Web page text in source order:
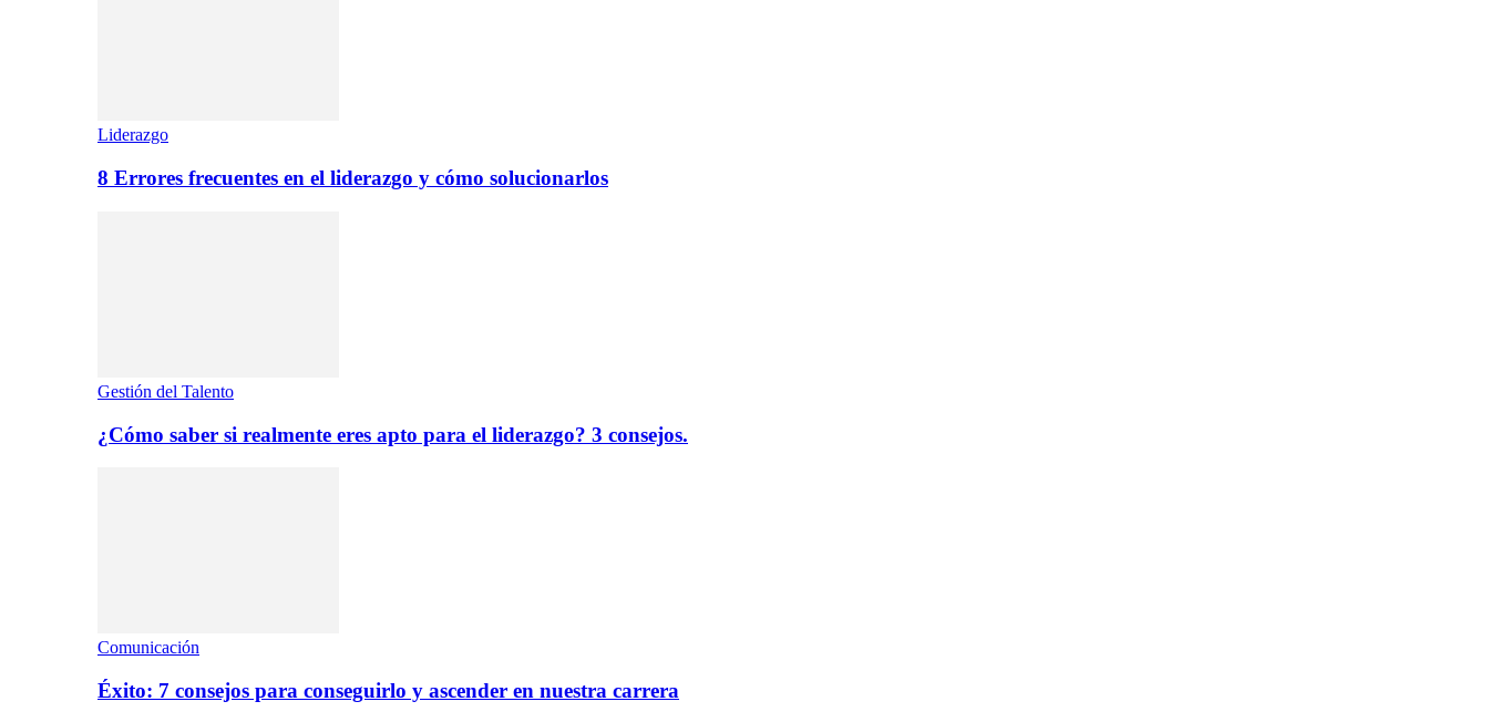
Liderazgo
8 Errores frecuentes en el liderazgo y cómo solucionarlos
Gestión del Talento
¿Cómo saber si realmente eres apto para el liderazgo? 3 consejos.
Comunicación
Éxito: 7 consejos para conseguirlo y ascender en nuestra carrera